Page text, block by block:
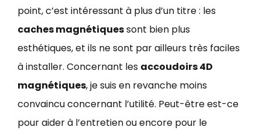
point, c’est intéressant à plus d’un titre : les
caches magnétiquessont bien plus
esthétiques, et ils ne sont par ailleurs très faciles
à installer. Concernant les accoudoirs 4D
magnétiques, je suis en revanche moins
convaincu concernant l’utilité. Peut-être est-ce
pour aider à l’entretien ou encore pour le